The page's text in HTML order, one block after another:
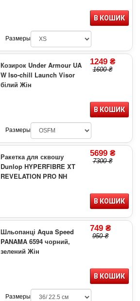
В КОШИК
Размеры
Козирок Under Armour UA
W Iso-chill Launch Visor
білий Жін
1249 ₴
1600 ₴
В КОШИК
Размеры
Ракетка для сквошу
Dunlop HYPERFIBRE XT
REVELATION PRO NH
5699 ₴
7300 ₴
В КОШИК
Шльопанці Aqua Speed
PANAMA 6594 чорний,
зелений Жін
749 ₴
950 ₴
В КОШИК
Размеры